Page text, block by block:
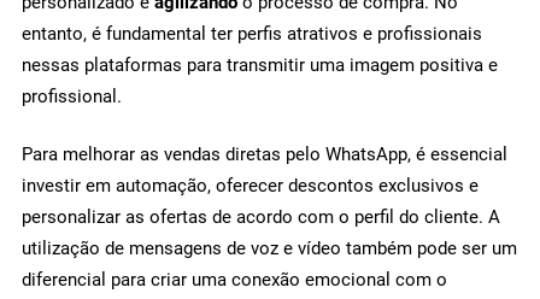
entanto, é fundamental ter perfis atrativos e profissionais
nessas plataformas para transmitir uma imagem positiva e
profissional.
Para melhorar as vendas diretas pelo WhatsApp, é essencial
investir em automação, oferecer descontos exclusivos e
personalizar as ofertas de acordo com o perfil do cliente. A
utilização de mensagens de voz e vídeo também pode ser um
diferencial para criar uma conexão emocional com o